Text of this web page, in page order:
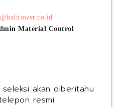
Material Control
akan diberitahu
resmi